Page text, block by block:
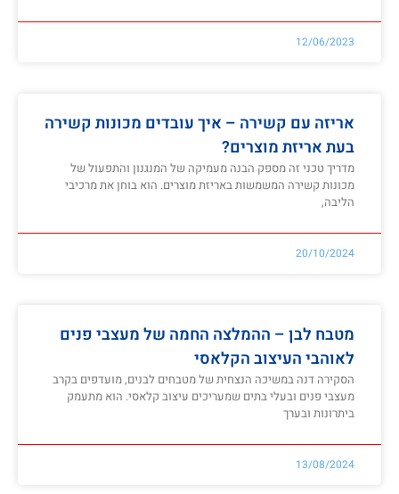
12/06/2023
אריזה עם קשירה – איך עובדים מכונות קשירה
בעת אריזת מוצרים?
מדריך טכני זה מספק הבנה מעמיקה של המנגנון והתפעול של
מכונות קשירה המשמשות באריזת מוצרים. הוא בוחן את מרכיבי
הליבה,
20/10/2024
מטבח לבן – ההמלצה החמה של מעצבי פנים
לאוהבי העיצוב הקלאסי
הסקירה דנה במשיכה הנצחית של מטבחים לבנים, מועדפים בקרב
מעצבי פנים ובעלי בתים שמעריכים עיצוב קלאסי. הוא מתעמק
ביתרונות ובערך
13/08/2024